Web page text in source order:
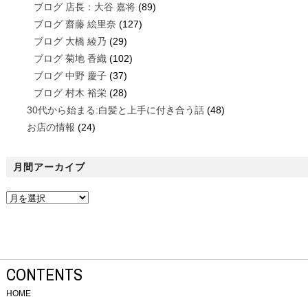
ブログ 店長：大谷 嘉将(89)
ブログ 齋藤 絵里奈 (127)
ブログ 大橋 綾乃 (29)
ブログ 菊地 香織(102)
ブログ 中野 慶子(37)
ブログ 村木 裕栄(28)
30代から始まる:白髪と上手に付き合う話(48)
お店の情報 (24)
月間アーカイブ
CONTENTS
HOME